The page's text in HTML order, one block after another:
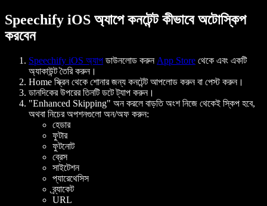
Speechify iOS অ্যাপে কনটেন্ট কীভাবে অটোস্কিপ
করবেন
Speechify iOS অ্যাপ ডাউনলোড করুনApp Store থেকে এবং একটি
অ্যাকাউন্ট তৈরি করুন।
Home স্ক্রিন থেকে শোনার জন্য কনটেন্ট আপলোড করুন বা পেস্ট করুন।
ডানদিকের উপরের তিনটি ডটে ট্যাপ করুন।
"Enhanced Skipping" অন করলে বাড়তি অংশ নিজে থেকেই স্কিপ হবে,
অথবা নিচের অপশনগুলো অন/অফ করুন:
হেডার
ফুটার
ফুটনোট
ব্রেস
সাইটেশন
প্যারেথেসিস
ব্র্যাকেট
URL